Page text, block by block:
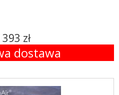
zł
dostawa